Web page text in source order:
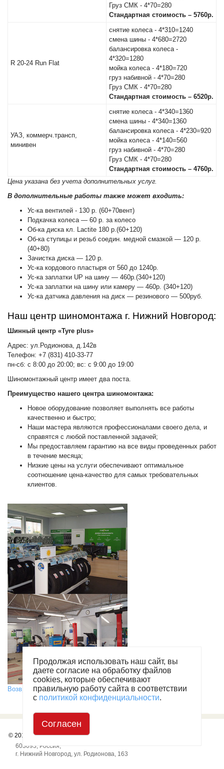
Груз СМК - 4*70=280
Стандартная стоимость – 5760р.
R 20-24 Run Flat
снятие колеса - 4*310=1240
смена шины - 4*680=2720
балансировка колеса -
4*320=1280
мойка колеса - 4*180=720
груз набивной - 4*70=280
Груз СМК - 4*70=280
Стандартная стоимость – 6520р.
УАЗ, коммерч.трансп,
минивен
снятие колеса - 4*340=1360
смена шины - 4*340=1360
балансировка колеса - 4*230=920
мойка колеса - 4*140=560
груз набивной - 4*70=280
Груз СМК - 4*70=280
Стандартная стоимость – 4760р.
Цена указана без учета дополнительных услуг.
В дополнительные работы также может входить:
Ус-ка вентилей - 130 р. (60+70вент)
Подкачка колеса — 60 р. за колесо
Об-ка диска кл. Lactite 180 р.(60+120)
Об-ка ступицы и резьб соедин. медной смазкой — 120 р.
(40+80)
Зачистка диска — 120 р.
Ус-ка кордового пластыря от 560 до 1240р.
Ус-ка заплатки UP на шину — 460р.(340+120)
Ус-ка заплатки на шину или камеру — 460р. (340+120)
Ус-ка датчика давления на диск — резинового — 500руб.
Наш центр шиномонтажа г. Нижний Новгород:
Шинный центр «Tyre plus»
Адрес: ул.Родионова, д.142в
Телефон: +7 (831) 410-33-77
пн-сб: с 8:00 до 20:00; вс: с 9:00 до 19:00
Шиномонтажный центр имеет два поста.
Преимущество нашего центра шиномонтажа:
Новое оборудование позволяет выполнять все работы
качественно и быстро;
Наши мастера являются профессионалами своего дела, и
справятся с любой поставленной задачей;
Мы предоставляем гарантию на все виды проведенных работ
в течение месяца;
Низкие цены на услуги обеспечивают оптимальное
соотношение цена-качество для самых требовательных
клиентов.
Возврат к списку
© 2010 — 2026 «АвтоВолга Супермаркет»
603093, Россия,
г. Нижний Новгород, ул. Родионова, 163
Продолжая использовать наш сайт, вы
даете согласие на обработку файлов
cookies, которые обеспечивают
правильную работу сайта в соответствии
с политикой конфиденциальности.
Согласен